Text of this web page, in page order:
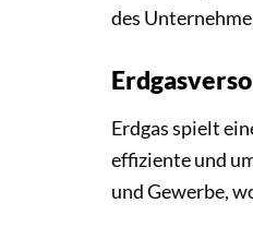
des
Erdgas spielt
effiziente und
und Gewerbe,